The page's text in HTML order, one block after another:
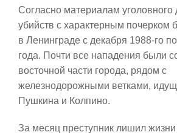
Согласно материалам уголовного
убийств с характерным почерком
в Ленинграде с декабря 1988-го
года. Почти все нападения были
восточной части города, рядом с
железнодорожными ветками,
Пушкина и Колпино.
За месяц преступник лишил